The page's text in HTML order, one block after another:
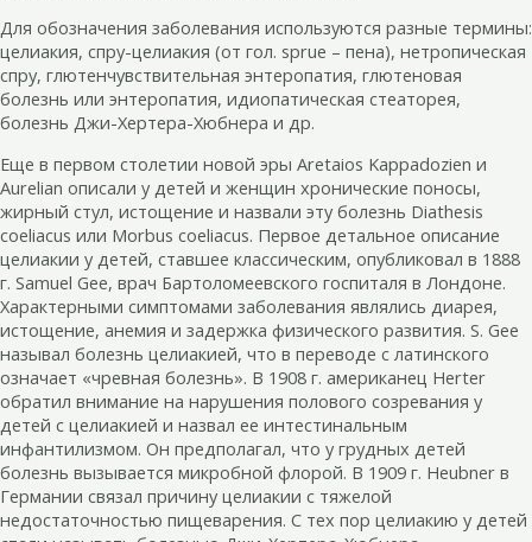
Для обозначения заболевания используются разные термины:
целиакия, спру-целиакия (от гол. sprue – пена), нетропическая
спру, глютенчувствительная энтеропатия, глютеновая
болезнь или энтеропатия, идиопатическая стеаторея,
болезнь Джи-Хертера-Хюбнера и др.
Еще в первом столетии новой эры Aretaios Kappadozien и
Aurelian описали у детей и женщин хронические поносы,
жирный стул, истощение и назвали эту болезнь Diathesis
coeliacus или Morbus coeliacus. Первое детальное описание
целиакии у детей, ставшее классическим, опубликовал в 1888
г. Samuel Gee, врач Бартоломеевского госпиталя в Лондоне.
Характерными симптомами заболевания являлись диарея,
истощение, анемия и задержка физического развития. S. Gee
называл болезнь целиакией, что в переводе с латинского
означает «чревная болезнь». В 1908 г. американец Herter
обратил внимание на нарушения полового созревания у
детей с целиакией и назвал ее интестинальным
инфантилизмом. Он предполагал, что у грудных детей
болезнь вызывается микробной флорой. В 1909 г. Heubner в
Германии связал причину целиакии с тяжелой
недостаточностью пищеварения. С тех пор целиакию у детей